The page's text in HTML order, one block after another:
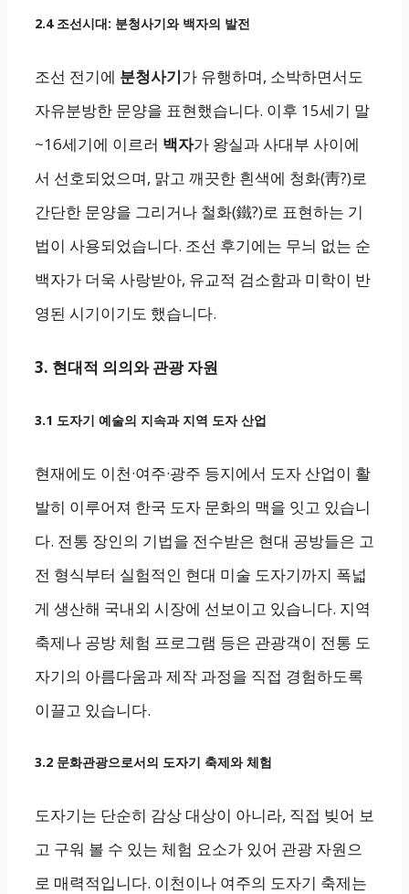
2.4 조선시대: 분청사기와 백자의 발전
조선 전기에 분청사기가 유행하며, 소박하면서도
자유분방한 문양을 표현했습니다. 이후 15세기 말
~16세기에 이르러 백자가 왕실과 사대부 사이에
서 선호되었으며, 맑고 깨끗한 흰색에 청화(靑?)로
간단한 문양을 그리거나 철화(鐵?)로 표현하는 기
법이 사용되었습니다. 조선 후기에는 무늬 없는 순
백자가 더욱 사랑받아, 유교적 검소함과 미학이 반
영된 시기이기도 했습니다.
3. 현대적 의의와 관광 자원
3.1 도자기 예술의 지속과 지역 도자 산업
현재에도 이천·여주·광주 등지에서 도자 산업이 활
발히 이루어져 한국 도자 문화의 맥을 잇고 있습니
다. 전통 장인의 기법을 전수받은 현대 공방들은 고
전 형식부터 실험적인 현대 미술 도자기까지 폭넓
게 생산해 국내외 시장에 선보이고 있습니다. 지역
축제나 공방 체험 프로그램 등은 관광객이 전통 도
자기의 아름다움과 제작 과정을 직접 경험하도록
이끌고 있습니다.
3.2 문화관광으로서의 도자기 축제와 체험
도자기는 단순히 감상 대상이 아니라, 직접 빚어 보
고 구워 볼 수 있는 체험 요소가 있어 관광 자원으
로 매력적입니다. 이천이나 여주의 도자기 축제는